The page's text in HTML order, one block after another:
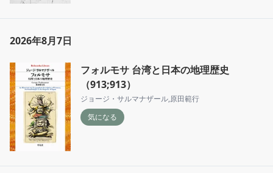
2026年8月7日
フォルモサ 台湾と日本の地理歴史
（913;913）
ジョージ・サルマナザール,原田範行
気になる